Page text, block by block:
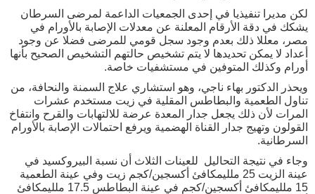
لكن مديرا تنفيذيا في إحدى الجمعيات الداعمة لمرضى السرطان
يشكك في دقة الأرقام المعلنة عن معدلات الإصابة بالأورام في
مصر، معللا ذلك بعدم وجود سجل قومي للمرضى فضلا عن وجود
أعداد لا يمكن تحديدها لا يتم تشخيص حالتهم التشخيص الصحيح بأنها
أورام وكذلك المتوفين في مستشفيات خاصة.
ويحذر الدكتور بهاء ناجي، وهو استشاري علاج السمنة والنحافة، من
تناول الطعمية والبطاطس المقلية في زيت مستخدم عشرات
المرات لأن ذلك يجعل جدار المعدة عرضة للالتهابات والقرح وانتفاخ
القولون وتهيج جدار القناة الهضمية ويرفع احتمالات الإصابة بالأورام
السرطانية.
وجاء في نتيجة التحاليل للعينات الثلاث أن نسبة البيروكسيد في
عينة الزيت 25 ملليمكافئ أكسجين/كجم زيت وفي عينة الطعمية
15 ملليمكافئ أكسجين/كجم في عينة البطاطس 17.5 ملليمكافئ